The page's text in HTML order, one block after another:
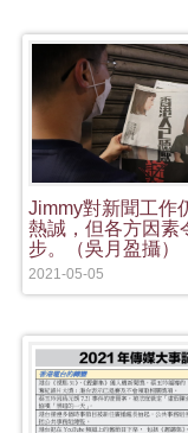
Jimmy對新聞工作
熱誠，但各方因素
步。（吳月盈攝）
2021-05-05